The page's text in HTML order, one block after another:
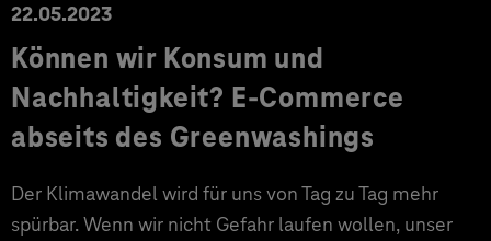
22.05.2023
Können wir Konsum und
Nachhaltigkeit? E-Commerce
abseits des Greenwashings
Der Klimawandel wird für uns von Tag zu Tag mehr
spürbar. Wenn wir nicht Gefahr laufen wollen, unser